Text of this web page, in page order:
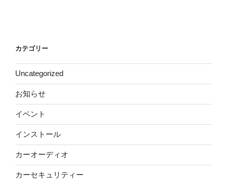
カテゴリー
Uncategorized
お知らせ
イベント
インストール
カーオーディオ
カーセキュリティー